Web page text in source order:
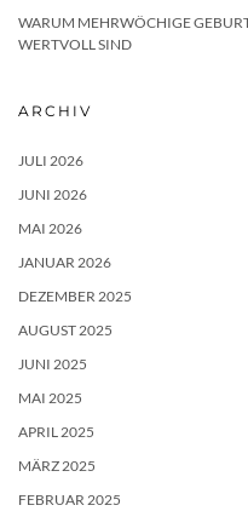
WARUM MEHRWÖCHIGE
WERTVOLL SIND
ARCHIV
JULI 2026
JUNI 2026
MAI 2026
JANUAR 2026
DEZEMBER 2025
AUGUST 2025
JUNI 2025
MAI 2025
APRIL 2025
MÄRZ 2025
FEBRUAR 2025